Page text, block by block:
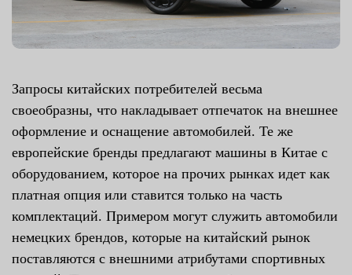
Запросы китайских потребителей весьма
своеобразны, что накладывает отпечаток на внешнее
оформление и оснащение автомобилей. Те же
европейские бренды предлагают машины в Китае с
оборудованием, которое на прочих рынках идет как
платная опция или ставится только на часть
комплектаций. Примером могут служить автомобили
немецких брендов, которые на китайский рынок
поставляются с внешними атрибутами спортивных